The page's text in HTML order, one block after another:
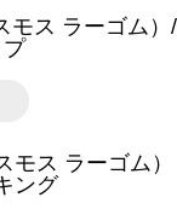
モス ラーゴム）/
ス ラーゴム）
ング